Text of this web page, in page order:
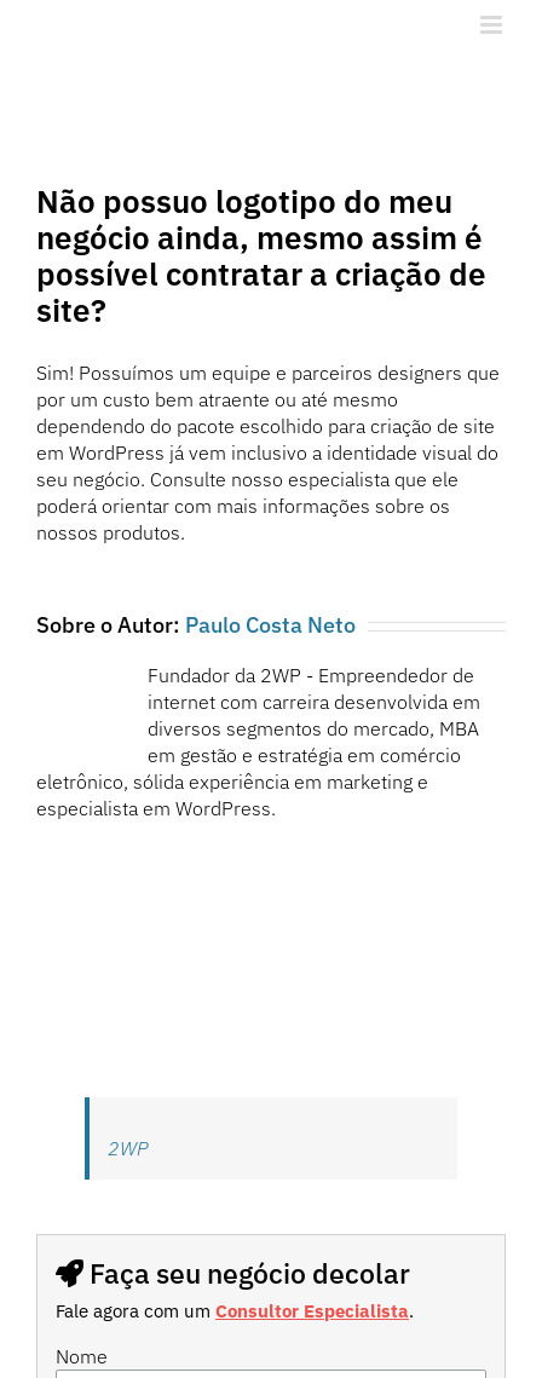
Não possuo logotipo do meu
negócio ainda, mesmo assim é
possível contratar a criação de
site?
Sim! Possuímos um equipe e parceiros designers que
por um custo bem atraente ou até mesmo
dependendo do pacote escolhido para criação de site
em WordPress já vem inclusivo a identidade visual do
seu negócio. Consulte nosso especialista que ele
poderá orientar com mais informações sobre os
nossos produtos.
Sobre o Autor: Paulo Costa Neto
Fundador da 2WP - Empreendedor de
internet com carreira desenvolvida em
diversos segmentos do mercado, MBA
em gestão e estratégia em comércio
eletrônico, sólida experiência em marketing e
especialista em WordPress.
2WP
Faça seu negócio decolar
Fale agora com um Consultor Especialista.
Nome